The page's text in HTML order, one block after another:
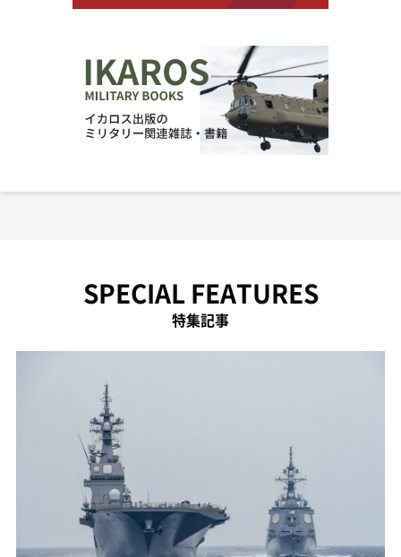
SPECIAL FEATURES
特集記事